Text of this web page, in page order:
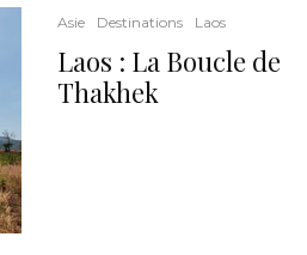
Asie Destinations Laos
Laos : La Boucle de
Thakhek